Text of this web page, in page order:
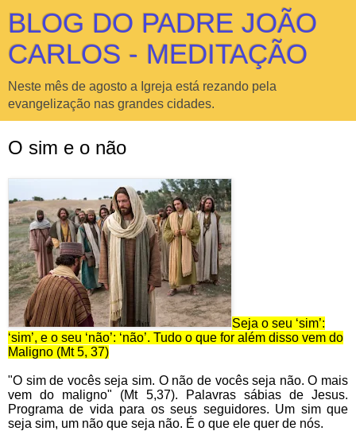
BLOG DO PADRE JOÃO
CARLOS - MEDITAÇÃO
Neste mês de agosto a Igreja está rezando pela
evangelização nas grandes cidades.
O sim e o não
Seja o seu ‘sim’:
‘sim’, e o seu ‘não’: ‘não’. Tudo o que for além disso vem do
Maligno (Mt 5, 37)
"O sim de vocês seja sim. O não de vocês seja não. O mais
vem do maligno" (Mt 5,37). Palavras sábias de Jesus.
Programa de vida para os seus seguidores. Um sim que
seja sim, um não que seja não. É o que ele quer de nós.